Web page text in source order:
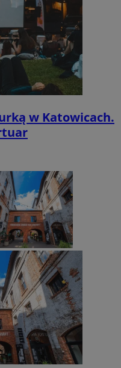
w Katowicach.